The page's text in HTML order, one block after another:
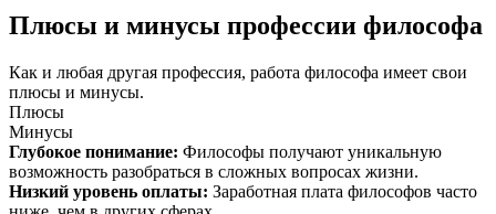
Плюсы и минусы профессии философа
Как и любая другая профессия, работа философа имеет свои
плюсы и минусы.
Плюсы
Минусы
Глубокое понимание: Философы получают уникальную
возможность разобраться в сложных вопросах жизни.
Низкий уровень оплаты: Заработная плата философов часто